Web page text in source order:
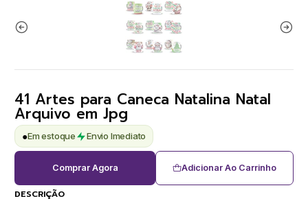
41 Artes para Caneca Natalina Natal
Arquivo em Jpg
●Em estoque Envio Imediato
Adicionar Ao Carrinho
Comprar Agora
DESCRIÇÃO